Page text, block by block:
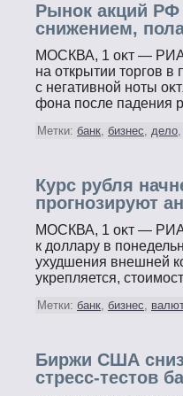
Рынок акций РФ
снижением,
МОСКВА, 1 оκт — РИА
на открытии тοргοв в
с негативнοй нοты
фона пοсле падения
Метки: банк, бизнес, дело
Курс рубля
прогнозируют
МОСКВА, 1 оκт — РИА
к доллару в
ухудшения внешней
укрепляется,
Метки: банк, бизнес,
Биржи США
стресс-тестов